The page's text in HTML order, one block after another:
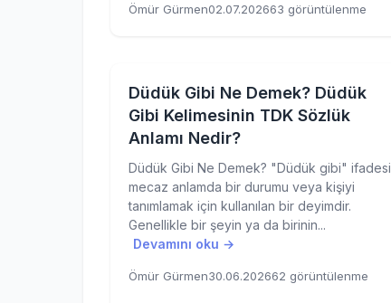
Ömür Gürmen02.07.202663 görüntülenme
Düdük Gibi Ne Demek? Düdük
Gibi Kelimesinin TDK Sözlük
Anlamı Nedir?
Düdük Gibi Ne Demek? "Düdük gibi" ifadesi,
mecaz anlamda bir durumu veya kişiyi
tanımlamak için kullanılan bir deyimdir.
Genellikle bir şeyin ya da birinin...
Devamını oku →
Ömür Gürmen30.06.202662 görüntülenme